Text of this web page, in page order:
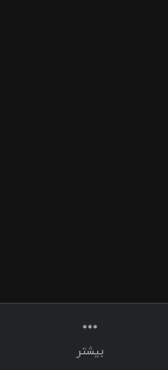
بیشتر